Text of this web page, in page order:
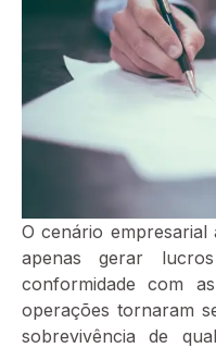
O cenário empresarial
apenas gerar
conformidade com
operações tornaram
sobrevivência de